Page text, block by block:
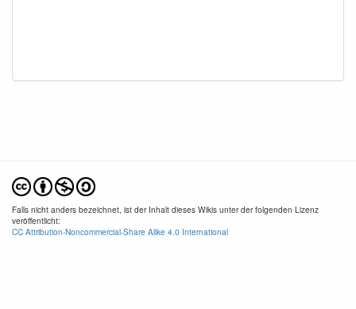
Falls nicht anders bezeichnet, ist der Inhalt dieses Wikis unter der folgenden Lizenz
veröffentlicht:
CC Attribution-Noncommercial-Share Alike 4.0 International